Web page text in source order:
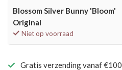
Blossom Silver Bunny 'Bloom'
Original
Niet op voorraad
Gratis verzending vanaf €100